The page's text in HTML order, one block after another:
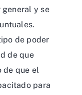
y se
de poder
de que
de que el
para